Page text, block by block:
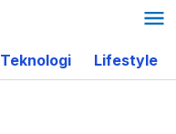
Teknologi Lifestyle